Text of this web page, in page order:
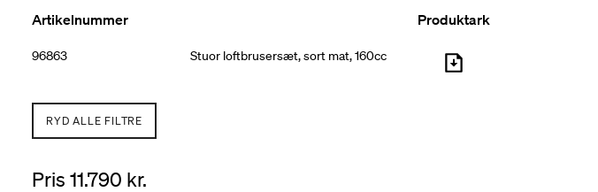
Artikelnummer Produktark
96863 Stuor loftbrusersæt, sort mat, 160cc
RYD ALLE FILTRE
Pris 11.790 kr.